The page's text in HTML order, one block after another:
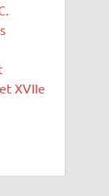
XVIIe